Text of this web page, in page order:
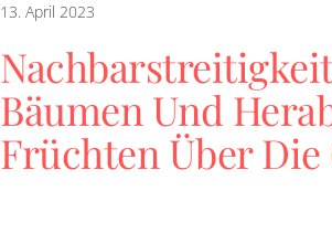
13. April 2023
Bäumen Und
Früchten Über